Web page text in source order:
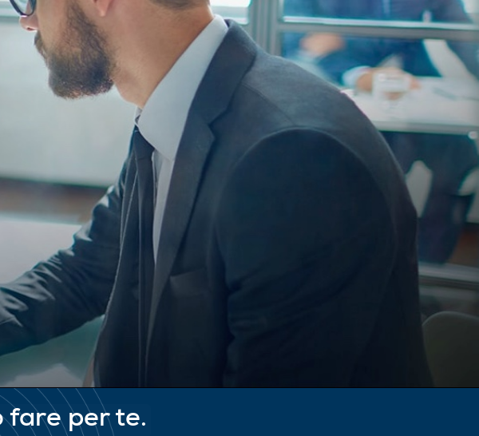
fare per te.